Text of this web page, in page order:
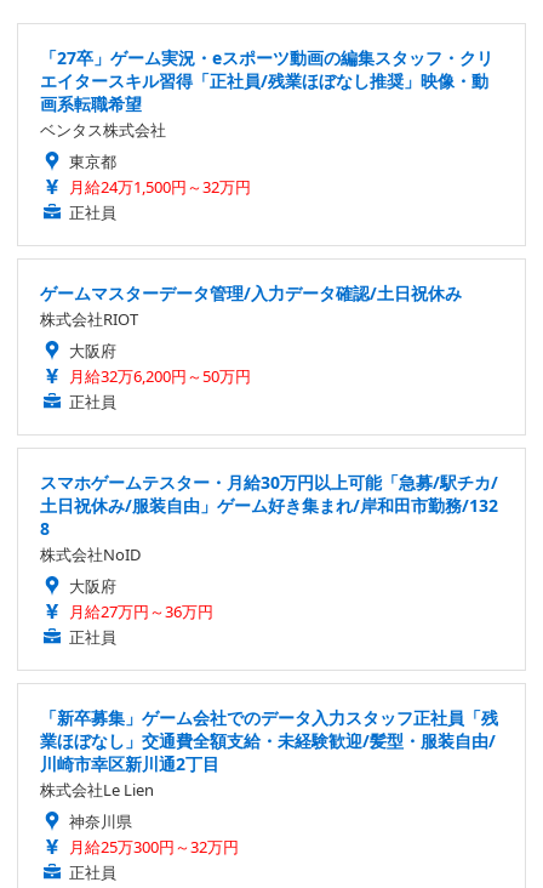
「27卒」ゲーム実況・eスポーツ動画の編集スタッフ・クリ
エイタースキル習得「正社員/残業ほぼなし推奨」映像・動
画系転職希望
ベンタス株式会社
東京都
月給24万1,500円～32万円
正社員
ゲームマスターデータ管理/入力データ確認/土日祝休み
株式会社RIOT
大阪府
月給32万6,200円～50万円
正社員
スマホゲームテスター・月給30万円以上可能「急募/駅チカ/
土日祝休み/服装自由」ゲーム好き集まれ/岸和田市勤務/132
8
株式会社NoID
大阪府
月給27万円～36万円
正社員
「新卒募集」ゲーム会社でのデータ入力スタッフ正社員「残
業ほぼなし」交通費全額支給・未経験歓迎/髪型・服装自由/
川崎市幸区新川通2丁目
株式会社Le Lien
神奈川県
月給25万300円～32万円
正社員